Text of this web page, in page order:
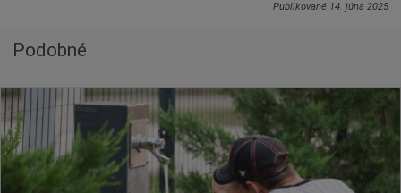
Publikované 14. júna 2025
Podobné